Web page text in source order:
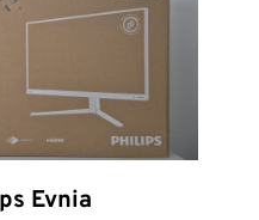
Evnia